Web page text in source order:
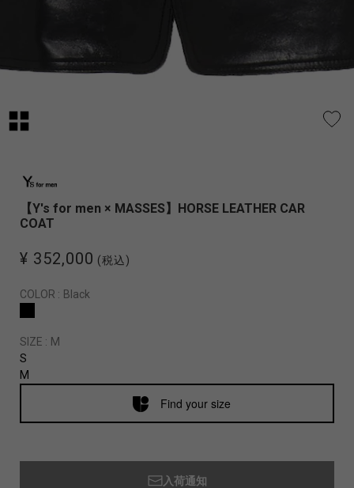
【Y's for men × MASSES】HORSE LEATHER CAR
COAT
¥ 352,000 (税込)
COLOR : Black
SIZE : M
S
M
Find your size
入荷通知